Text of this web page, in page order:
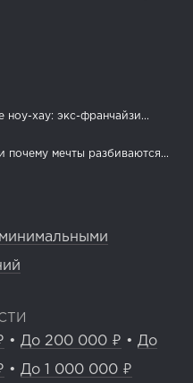
хау: экс-франчайзи...
почему мечты разбиваются...
• До 200 000 ₽ • До
• До 1 000 000 ₽